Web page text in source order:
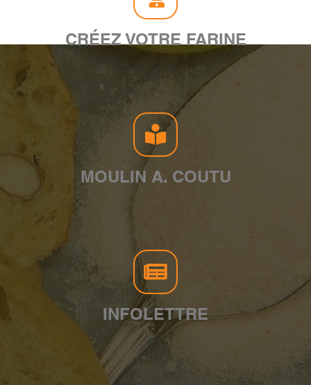
CRÉEZ VOTRE FARINE
MOULIN A. COUTU
INFOLETTRE